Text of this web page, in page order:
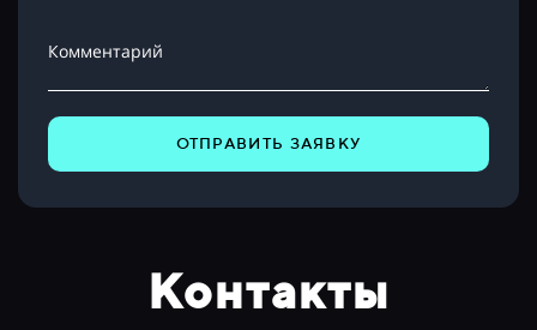
Комментарий
ОТПРАВИТЬ ЗАЯВКУ
Контакты